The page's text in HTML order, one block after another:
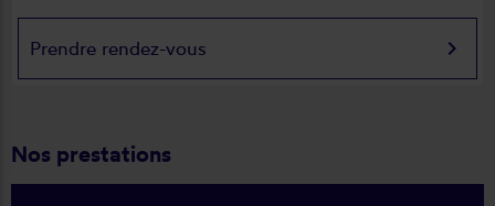
Prendre rendez-vous keyboard_arrow_right
Nos prestations